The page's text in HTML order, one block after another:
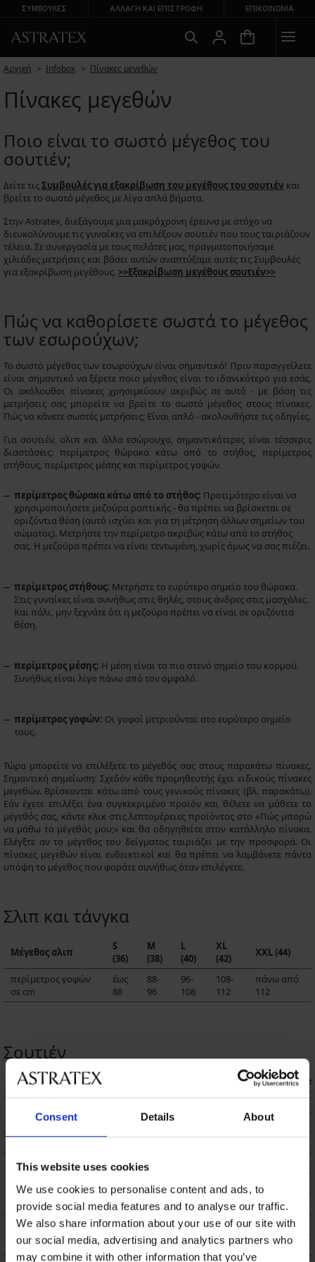
Consent Details About
This website uses cookies
We use cookies to personalise content and ads, to
provide social media features and to analyse our traffic.
We also share information about your use of our site with
our social media, advertising and analytics partners who
may combine it with other information that you’ve
ΣΥΜΒΟΥΛΕΣ ΑΛΛΑΓΉ ΚΑΙ ΕΠΙΣΤΡΟΦΉ ΕΠΙΚΟΙΝΩΝΊΑ
Αρχική Infobox Πίνακες μεγεθών
Πίνακες μεγεθών
Ποιο είναι το σωστό μέγεθος του
σουτιέν;
Δείτε τιςΣυμβουλές για εξακρίβωση του μεγέθους του σουτιέν και
βρείτε το σωστό μέγεθος με λίγα απλά βήματα.
Στην Astratex, διεξάγουμε μια μακρόχρονη έρευνα με στόχο να
διευκολύνουμε τις γυναίκες να επιλέξουν σουτιέν που τους ταιριάζουν
τέλεια. Σε συνεργασία με τους πελάτες μας, πραγματοποιήσαμε
χιλιάδες μετρήσεις και βάσει αυτών αναπτύξαμε αυτές τις Συμβουλές
για εξακρίβωση μεγέθους. >>Εξακρίβωση μεγέθους σουτιέν>>
Πώς να καθορίσετε σωστά το μέγεθος
των εσωρούχων;
Το σωστό μέγεθος των εσωρούχων είναι σημαντικό! Πριν παραγγείλετε
είναι σημαντικό να ξέρετε ποιο μέγεθος είναι το ιδανικότερο για εσάς.
Οι ακόλουθοι πίνακες χρησιμεύουν ακριβώς σε αυτό - με βάση τις
μετρήσεις σας μπορείτε να βρείτε το σωστό μέγεθος στους πίνακες.
Πώς να κάνετε σωστές μετρήσεις; Είναι απλό - ακολουθήστε τις οδηγίες.
Για σουτιέν, σλιπ και άλλα εσώρουχα, σημαντικότερες είναι τέσσερις
διαστάσεις: περίμετρος θώρακα κάτω από το στήθος, περίμετρος
στήθους, περίμετρος μέσης και περίμετρος γοφών.
περίμετρος θώρακα κάτω από το στήθος: Προτιμότερο είναι να
χρησιμοποιήσετε μεζούρα ραπτικής - θα πρέπει να βρίσκεται σε
οριζόντια θέση (αυτό ισχύει και για τη μέτρηση άλλων σημείων του
σώματος). Μετρήστε την περίμετρο ακριβώς κάτω από το στήθος
σας. Η μεζούρα πρέπει να είναι τεντωμένη, χωρίς όμως να σας πιέζει.
περίμετρος στήθους: Μετρήστε το ευρύτερο σημείο του θώρακα.
Στις γυναίκες είναι συνήθως στις θηλές, στους άνδρες στις μασχάλες.
Και πάλι, μην ξεχνάτε ότι η μεζούρα πρέπει να είναι σε οριζόντια
θέση.
περίμετρος μέσης: Η μέση είναι το πιο στενό σημείο του κορμού.
Συνήθως είναι λίγο πάνω από τον ομφαλό.
περίμετρος γοφών: Οι γοφοί μετριούνται στο ευρύτερο σημείο
τους.
Τώρα μπορείτε να επιλέξετε το μέγεθός σας στους παρακάτω πίνακες.
Σημαντική σημείωση: Σχεδόν κάθε προμηθευτής έχει ειδικούς πίνακες
μεγεθών. Βρίσκονται κάτω από τους γενικούς πίνακες (βλ. παρακάτω).
Εάν έχετε επιλέξει ένα συγκεκριμένο προϊόν και θέλετε να μάθετε το
μέγεθός σας, κάντε κλικ στις λεπτομέρειες προϊόντος στο «Πώς μπορώ
να μάθω το μέγεθός μου;» και θα οδηγηθείτε στον κατάλληλο πίνακα.
Ελέγξτε αν το μέγεθος του δείγματος ταιριάζει με την προσφορά. Οι
πίνακες μεγεθών είναι ενδεικτικοί και θα πρέπει να λαμβάνετε πάντα
υπόψη το μέγεθος που φοράτε συνήθως όταν επιλέγετε.
Σλιπ και τάνγκα
Μέγεθος σλιπ
S
(36)
M
(38)
L
(40)
XL
(42)
XXL (44)
περίμετρος γοφών
σε cm
έως
88
88-
96
96-
108
108-
112
πάνω από
112
Σουτιέν
Μέγεθος
περίμετρος κάτω από
Cup
Cup
65
63-67
82-84
75
73-77 87-89
89-91
80
78-82 92-94
94-96
85
83-87 97-99
99-101